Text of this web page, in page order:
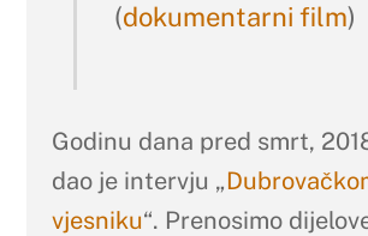
(dokumentarni film)
Godinu dana pred smrt,
dao je intervju „
vjesniku“. Prenosimo